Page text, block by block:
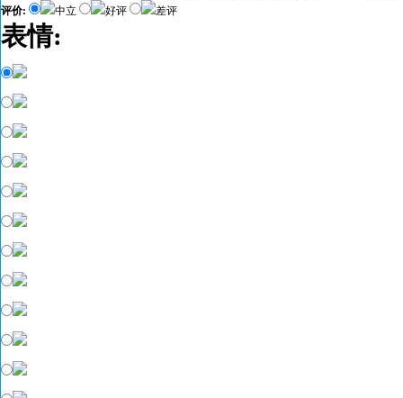
评价: 中立 好评 差评
表情: